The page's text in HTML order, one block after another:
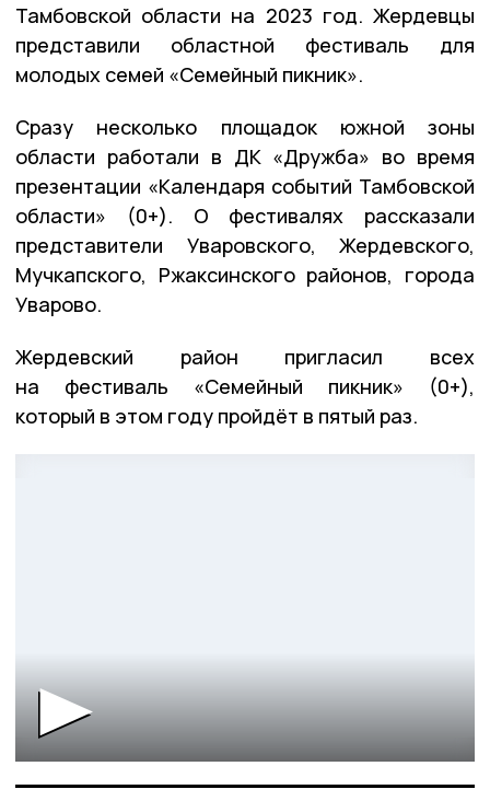
Тамбовской области на 2023 год. Жердевцы
представили областной фестиваль для
молодых семей «Семейный пикник».
Сразу несколько площадок южной зоны
области работали в ДК «Дружба» во время
презентации «Календаря событий Тамбовской
области» (0+). О фестивалях рассказали
представители Уваровского, Жердевского,
Мучкапского, Ржаксинского районов, города
Уварово.
Жердевский район пригласил всех
на фестиваль «Семейный пикник» (0+),
который в этом году пройдёт в пятый раз.